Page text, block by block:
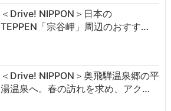
＜Drive! NIPPON＞日本の
TEPPEN「宗谷岬」周辺のおすす…
＜Drive! NIPPON＞奥飛騨温泉郷の平
湯温泉へ。春の訪れを求め、アク…